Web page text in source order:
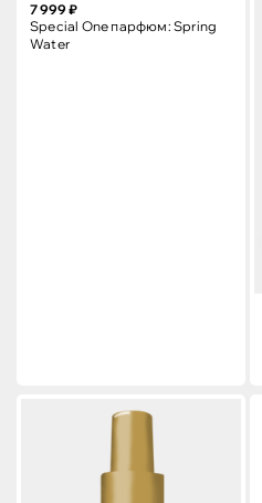
7 999 ₽
Special One парфюм: Spring
Water